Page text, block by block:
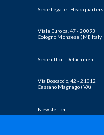
Sede Legale - Headquarters
Viale Europa, 47 - 20093
Cologno Monzese (MI) Italy
Sede uffici - Detachment
Via Boscaccio, 42 - 21012
Cassano Magnago (VA)
Newsletter